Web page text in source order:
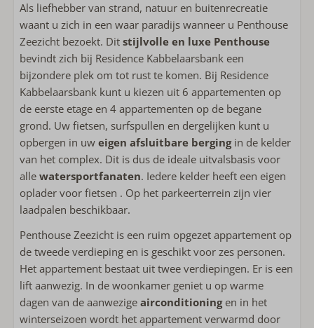
Complete keuken
Huisdiervrij
Flatscreen TV
Wasrek
Vaatwasser
Inductie kookplaat
Combi-magnetron
Koelkast met vriesvak
Nespresso apparaat
Waterkoker
Broodrooster
Buiten
Loungebank
Gebruik van berging of schuur
Stalling fietsen
Sanitair
Als liefhebber van strand, natuur en buitenrecreatie
waant u zich in een waar paradijs wanneer u Penthouse
Zeezicht bezoekt. Dit stijlvolle en luxe Penthouse
bevindt zich bij Residence Kabbelaarsbank een
bijzondere plek om tot rust te komen. Bij Residence
Kabbelaarsbank kunt u kiezen uit 6 appartementen op
de eerste etage en 4 appartementen op de begane
grond. Uw fietsen, surfspullen en dergelijken kunt u
opbergen in uw eigen afsluitbare bergingin de kelder
van het complex. Dit is dus de ideale uitvalsbasis voor
alle watersportfanaten. Iedere kelder heeft een eigen
oplader voor fietsen . Op het parkeerterrein zijn vier
laadpalen beschikbaar.
Penthouse Zeezicht is een ruim opgezet appartement op
de tweede verdieping en is geschikt voor zes personen.
Het appartement bestaat uit twee verdiepingen. Er is een
lift aanwezig. In de woonkamer geniet u op warme
dagen van de aanwezige airconditioningen in het
winterseizoen wordt het appartement verwarmd door